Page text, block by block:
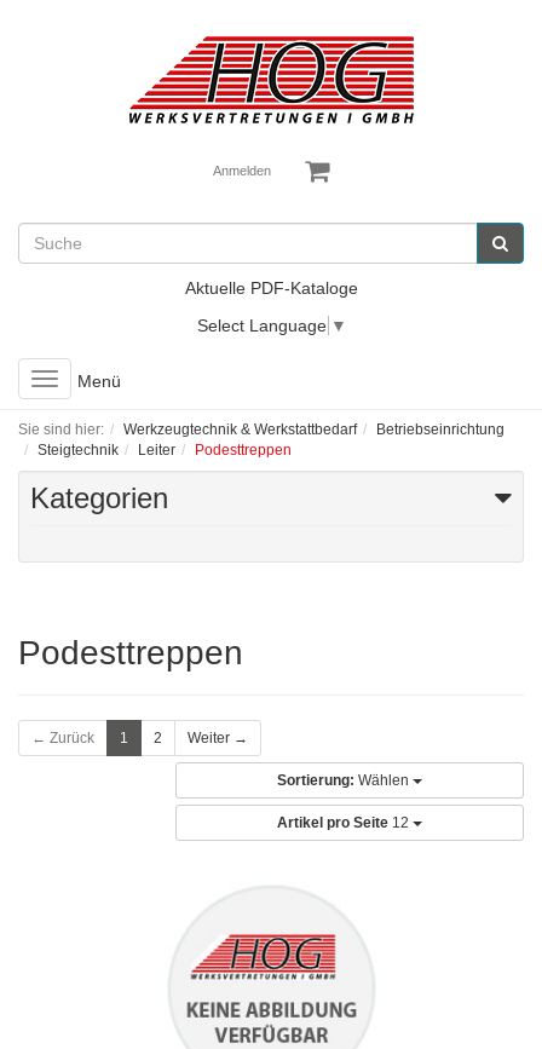
Anmelden
Aktuelle PDF-Kataloge
Select Language ▼
Toggle
navigation
Menü
Sie sind hier: Werkzeugtechnik & Werkstattbedarf
Betriebseinrichtung
Steigtechnik
Leiter Podesttreppen
Kategorien
Podesttreppen
← Zurück 1 2 Weiter →
Sortierung: Wählen
Artikel pro Seite 12